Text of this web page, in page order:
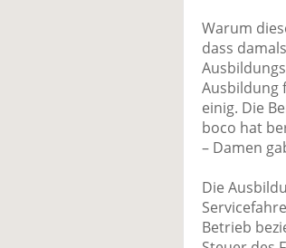
Warum
dass
Ausbildung
einig. Die
boco hat
– Damen
Die
Betrieb